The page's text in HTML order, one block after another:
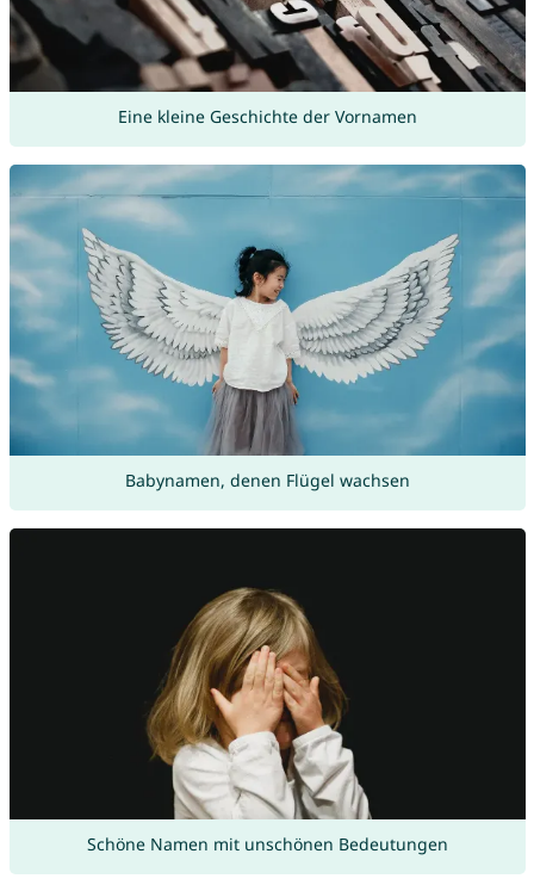
Eine kleine Geschichte der Vornamen
Babynamen, denen Flügel wachsen
Schöne Namen mit unschönen Bedeutungen